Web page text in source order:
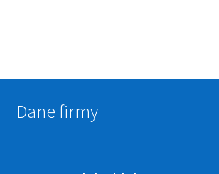
Dane firmy